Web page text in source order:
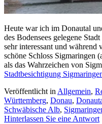
Heute war ich im Donautal
des Bodensees gelegene
sehr interessant und während
schöne Schloss Sigmaringen
als das Wahrzeichen von
Stadtbesichtigung
Veröffentlicht inAllgemein,
Württemberg, Donau,
Schwäbische Alb,
Hinterlassen Sie eine Antwort